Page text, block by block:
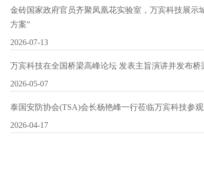
金砖国家政府官员齐聚凤凰花实验室，万宾科技展示
方案”
2026-07-13
万宾科技在全国桥梁高峰论坛 发表主旨演讲并发布桥
2026-05-07
泰国安防协会(TSA)会长杨艳峰一行莅临万宾科技参
2026-04-17